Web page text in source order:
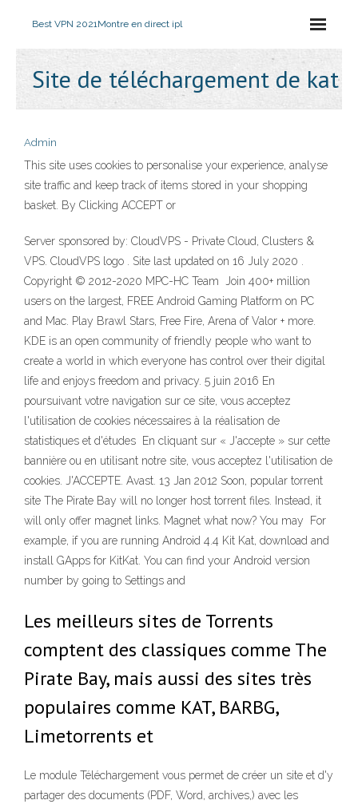
Best VPN 2021Montre en direct ipl
Site de téléchargement de kat
Admin
This site uses cookies to personalise your experience, analyse
site traffic and keep track of items stored in your shopping
basket. By Clicking ACCEPT or
Server sponsored by: CloudVPS - Private Cloud, Clusters &
VPS. CloudVPS logo . Site last updated on 16 July 2020 .
Copyright © 2012-2020 MPC-HC Team Join 400+ million
users on the largest, FREE Android Gaming Platform on PC
and Mac. Play Brawl Stars, Free Fire, Arena of Valor + more.
KDE is an open community of friendly people who want to
create a world in which everyone has control over their digital
life and enjoys freedom and privacy. 5 juin 2016 En
poursuivant votre navigation sur ce site, vous acceptez
l'utilisation de cookies nécessaires à la réalisation de
statistiques et d'études En cliquant sur « J'accepte » sur cette
bannière ou en utilisant notre site, vous acceptez l'utilisation de
cookies. J'ACCEPTE. Avast. 13 Jan 2012 Soon, popular torrent
site The Pirate Bay will no longer host torrent files. Instead, it
will only offer magnet links. Magnet what now? You may For
example, if you are running Android 4.4 Kit Kat, download and
install GApps for KitKat. You can find your Android version
number by going to Settings and
Les meilleurs sites de Torrents
comptent des classiques comme The
Pirate Bay, mais aussi des sites très
populaires comme KAT, BARBG,
Limetorrents et
Le module Téléchargement vous permet de créer un site et d'y
partager des documents (PDF, Word, archives,) avec les